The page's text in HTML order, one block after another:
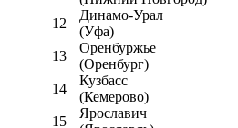
12
Динамо-Урал
(Уфа)
13
Оренбуржье
(Оренбург)
14
Кузбасс
(Кемерово)
15
Ярославич